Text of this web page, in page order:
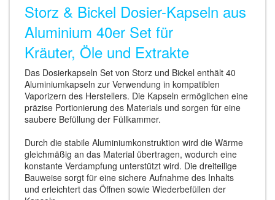
Storz & Bickel Dosier-Kapseln aus
Aluminium 40er Set für
Kräuter, Öle und Extrakte
Das Dosierkapseln Set von Storz und Bickel enthält 40
Aluminiumkapseln zur Verwendung in kompatiblen
Vaporizern des Herstellers. Die Kapseln ermöglichen eine
präzise Portionierung des Materials und sorgen für eine
saubere Befüllung der Füllkammer.
Durch die stabile Aluminiumkonstruktion wird die Wärme
gleichmäßig an das Material übertragen, wodurch eine
konstante Verdampfung unterstützt wird. Die dreiteilige
Bauweise sorgt für eine sichere Aufnahme des Inhalts
und erleichtert das Öffnen sowie Wiederbefüllen der